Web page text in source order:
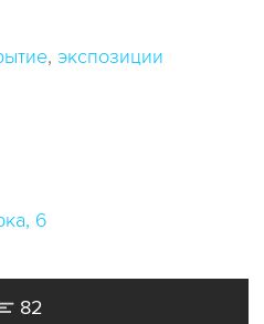
экспозиции
6
82